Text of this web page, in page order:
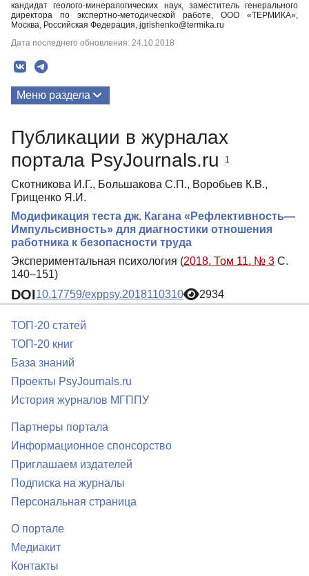
кандидат геолого-минералогических наук, заместитель генерального
директора по экспертно-методической работе, ООО «ТЕРМИКА»,
Москва, Российская Федерация, jgrishenko@termika.ru
Дата последнего обновления: 24.10.2018
Меню раздела
Публикации в журналах
портала PsyJournals.ru
1
Скотникова И.Г., Большакова С.П., Воробьев К.В.,
Грищенко Я.И.
Модификация теста дж. Кагана «Рефлективность—
Импульсивность» для диагностики отношения
работника к безопасности труда
Экспериментальная психология (2018. Том 11. № 3 С.
140–151)
DOI10.17759/exppsy.2018110310 2934
ТОП-20 статей
ТОП-20 книг
База знаний
Проекты PsyJournals.ru
История журналов МГППУ
Партнеры портала
Информационное спонсорство
Приглашаем издателей
Подписка на журналы
Персональная страница
О портале
Медиакит
Контакты